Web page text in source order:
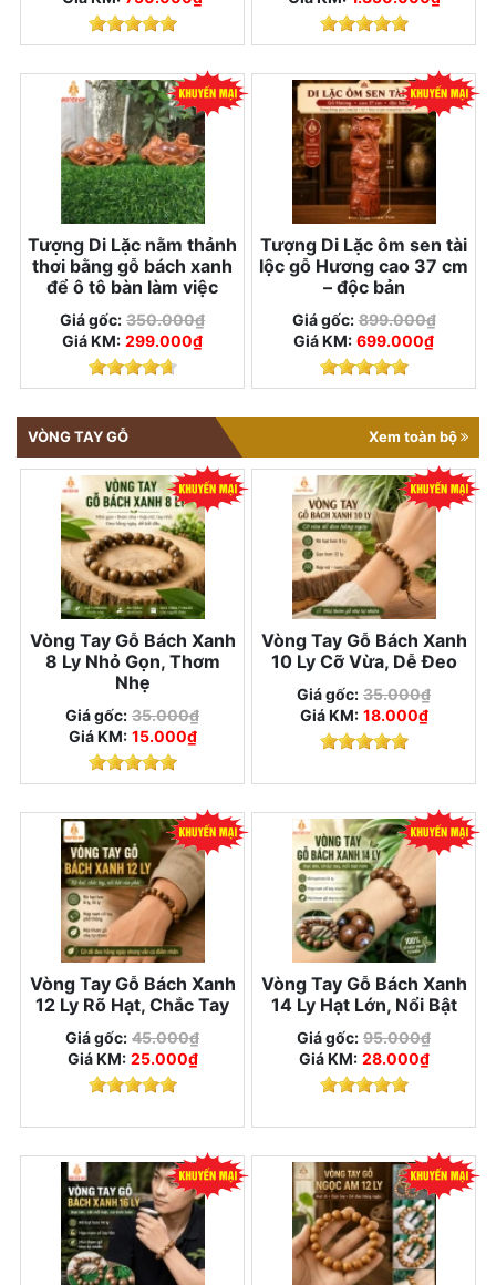
Tượng Di Lặc nằm thảnh
thơi bằng gỗ bách xanh
để ô tô bàn làm việc
Giá gốc: 350.000₫
Giá KM: 299.000₫
Tượng Di Lặc ôm sen tài
lộc gỗ Hương cao 37 cm
– độc bản
Giá gốc: 899.000₫
Giá KM: 699.000₫
VÒNG TAY GỖ Xem toàn bộ
Vòng Tay Gỗ Bách Xanh
8 Ly Nhỏ Gọn, Thơm
Nhẹ
Giá gốc: 35.000₫
Giá KM: 15.000₫
Vòng Tay Gỗ Bách Xanh
10 Ly Cỡ Vừa, Dễ Đeo
Giá gốc: 35.000₫
Giá KM: 18.000₫
Vòng Tay Gỗ Bách Xanh
12 Ly Rõ Hạt, Chắc Tay
Giá gốc: 45.000₫
Giá KM: 25.000₫
Vòng Tay Gỗ Bách Xanh
14 Ly Hạt Lớn, Nổi Bật
Giá gốc: 95.000₫
Giá KM: 28.000₫